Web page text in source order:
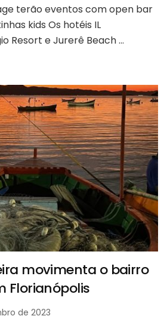
terão eventos com open bar
kids Os hotéis IL
Resort e Jurerê Beach …
movimenta o bairro
Florianópolis
de 2023